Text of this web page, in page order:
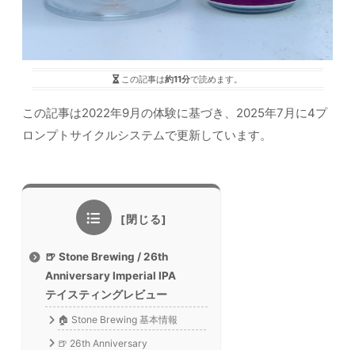
この記事は約11分で読めます。
この記事は2022年9月の体験に基づき、2025年7月に4プ
ロンプトサイクルシステムで更新しています。
🍺 Stone Brewing / 26th
Anniversary Imperial IPA
テイスティングレビュー
🏠 Stone Brewing 基本情報
🍺 26th Anniversary